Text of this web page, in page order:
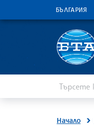
БЪЛГАРИЯ
Начало